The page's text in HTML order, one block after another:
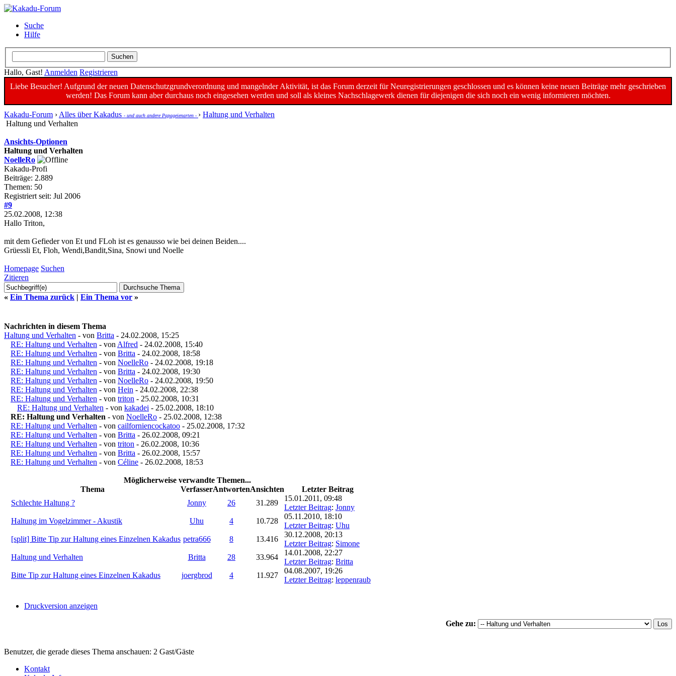
Suche
Hilfe
Hallo, Gast! Anmelden Registrieren
Liebe Besucher! Aufgrund der neuen Datenschutzgrundverordnung und mangelnder Aktivität, ist das Forum derzeit für Neuregistrierungen geschlossen und es können keine neuen Beiträge mehr geschrieben
werden! Das Forum kann aber durchaus noch eingesehen werden und soll als kleines Nachschlagewerk dienen für diejenigen die sich noch ein wenig informieren möchten.
Kakadu-Forum › Alles über Kakadus - und auch andere Papageienarten - › Haltung und Verhalten
Haltung und Verhalten
Ansichts-Optionen
Haltung und Verhalten
NoelleRo
Kakadu-Profi
Beiträge: 2.889
Themen: 50
Registriert seit: Jul 2006
#9
25.02.2008, 12:38
Hallo Triton,
mit dem Gefieder von Et und FLoh ist es genausso wie bei deinen Beiden....
Grüessli Et, Floh, Wendi,Bandit,Sina, Snowi und Noelle
Homepage Suchen
Zitieren
« Ein Thema zurück | Ein Thema vor »
Nachrichten in diesem Thema
Haltung und Verhalten - von Britta - 24.02.2008, 15:25
RE: Haltung und Verhalten - von Alfred - 24.02.2008, 15:40
RE: Haltung und Verhalten - von Britta - 24.02.2008, 18:58
RE: Haltung und Verhalten - von NoelleRo - 24.02.2008, 19:18
RE: Haltung und Verhalten - von Britta - 24.02.2008, 19:30
RE: Haltung und Verhalten - von NoelleRo - 24.02.2008, 19:50
RE: Haltung und Verhalten - von Hein - 24.02.2008, 22:38
RE: Haltung und Verhalten - von triton - 25.02.2008, 10:31
RE: Haltung und Verhalten - von kakadei - 25.02.2008, 18:10
RE: Haltung und Verhalten - von NoelleRo - 25.02.2008, 12:38
RE: Haltung und Verhalten - von cailforniencockatoo - 25.02.2008, 17:32
RE: Haltung und Verhalten - von Britta - 26.02.2008, 09:21
RE: Haltung und Verhalten - von triton - 26.02.2008, 10:36
RE: Haltung und Verhalten - von Britta - 26.02.2008, 15:57
RE: Haltung und Verhalten - von Céline - 26.02.2008, 18:53
Möglicherweise verwandte Themen...
Thema
VerfasserAntwortenAnsichten
Letzter Beitrag
Schlechte Haltung ?
Jonny 26 31.289
15.01.2011, 09:48
Letzter Beitrag: Jonny
Haltung im Vogelzimmer - Akustik
Uhu 4 10.728
05.11.2010, 18:10
Letzter Beitrag: Uhu
[split] Bitte Tip zur Haltung eines Einzelnen Kakadus petra666 8 13.416
30.12.2008, 20:13
Letzter Beitrag: Simone
Haltung und Verhalten
Britta 28 33.964
14.01.2008, 22:27
Letzter Beitrag: Britta
Bitte Tip zur Haltung eines Einzelnen Kakadus
joergbrod 4 11.927
04.08.2007, 19:26
Letzter Beitrag: leppenraub
Druckversion anzeigen
Gehe zu:
Benutzer, die gerade dieses Thema anschauen: 2 Gast/Gäste
Kontakt